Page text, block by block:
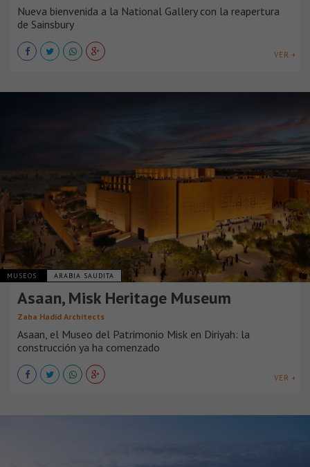
Nueva bienvenida a la National Gallery con la reapertura
de Sainsbury
VER +
MUSEOS ARABIA SAUDITA
Asaan, Misk Heritage Museum
Zaha Hadid Architects
Asaan, el Museo del Patrimonio Misk en Diriyah: la
construcción ya ha comenzado
VER +